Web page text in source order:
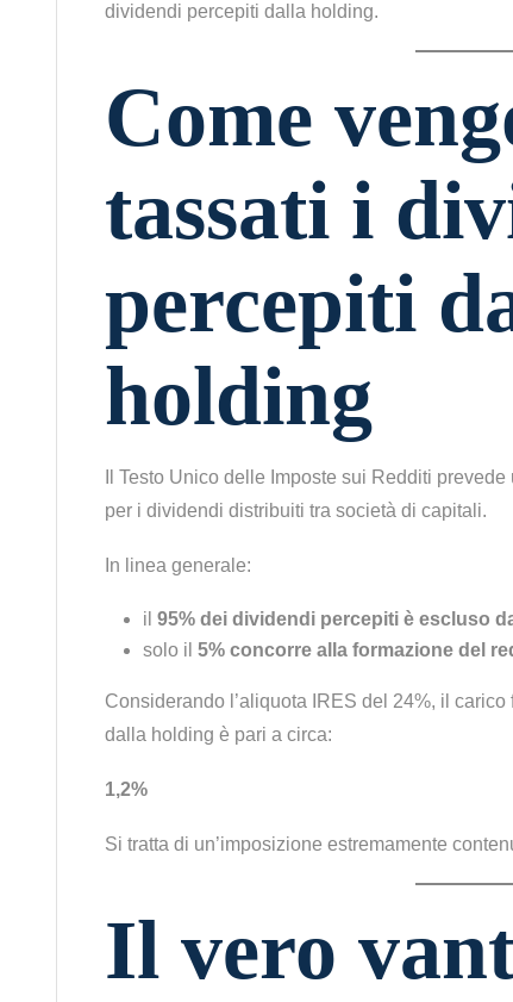
dividendi percepiti dalla holding.
Come
tassati i
percepiti
holding
Il Testo Unico delle Imposte sui Redditi
per i dividendi distribuiti tra società di capitali.
In linea generale:
il 95% dei dividendi percepiti è escluso
solo il 5% concorre alla formazione del
Considerando l’aliquota IRES del 24%, il
dalla holding è pari a circa:
1,2%
Si tratta di un’imposizione estremamente
Il vero